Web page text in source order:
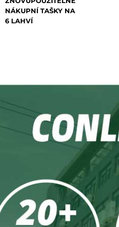
NÁKUPNÍ TAŠKY NA
6 LAHVÍ